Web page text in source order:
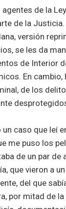
de la
de la
versión
se les da
de Interior
En
de los
caso que leí
me puso los
de un par de
que vieron a
del que
por mitad de